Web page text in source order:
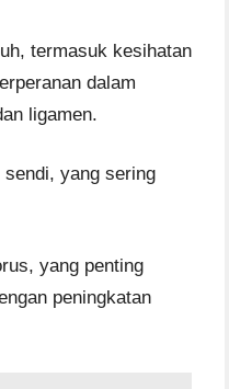
termasuk kesihatan
dalam
ligamen.
sendi, yang sering
yang penting
peningkatan